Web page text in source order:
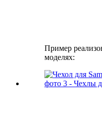
Пример
моделях: